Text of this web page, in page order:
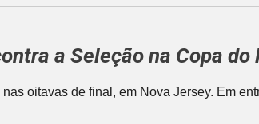
a Seleção na Copa do
nas oitavas de final, em Nova Jersey. Em